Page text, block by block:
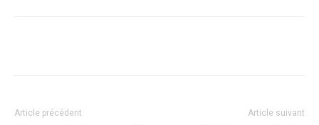
Article précédent Article suivant